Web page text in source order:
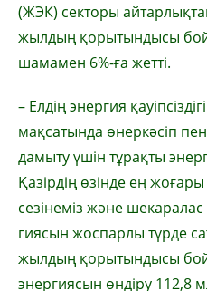
(ЖЭК) секторы
жылдың қорытындысы
шамамен 6%-ға жетті.
– Елдің энергия
мақсатында өнер­кәсіп
дамыту үшін тұрақты
Қазірдің өзінде ең
сезінеміз және
гиясын жоспарлы түрде
жылдың қорытындысы
энергиясын өндіру 112,8